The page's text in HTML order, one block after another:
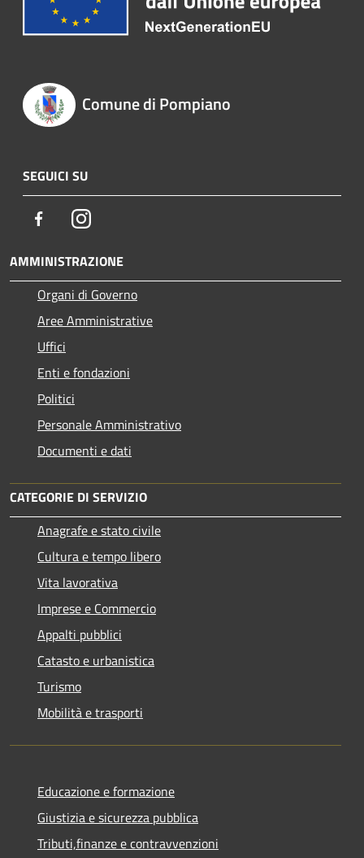
Comune di Pompiano
SEGUICI SU
FacebookInstagram
AMMINISTRAZIONE
Organi di Governo
Aree Amministrative
Uffici
Enti e fondazioni
Politici
Personale Amministrativo
Documenti e dati
CATEGORIE DI SERVIZIO
Anagrafe e stato civile
Cultura e tempo libero
Vita lavorativa
Imprese e Commercio
Appalti pubblici
Catasto e urbanistica
Turismo
Mobilità e trasporti
Educazione e formazione
Giustizia e sicurezza pubblica
Tributi,finanze e contravvenzioni